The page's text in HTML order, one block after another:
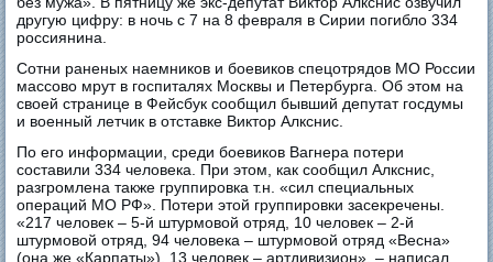
другую цифру: в ночь с 7 на 8 февраля в Сирии погибло 334
россиянина.
Сотни раненых наемников и боевиков спецотрядов МО России
массово мрут в госпиталях Москвы и Петербурга. Об этом на
своей странице в Фейсбук сообщил бывший депутат госдумы
и военный летчик в отставке Виктор Алкснис.
По его информации, среди боевиков Вагнера потери
составили 334 человека. При этом, как сообщил Алкснис,
разгромлена также группировка т.н. «сил специальных
операций МО РФ». Потери этой группировки засекречены.
«217 человек – 5-й штурмовой отряд, 10 человек – 2-й
штурмовой отряд, 94 человека – штурмовой отряд «Весна»
(она же «Карпаты»), 13 человек – артдивизион», – написал